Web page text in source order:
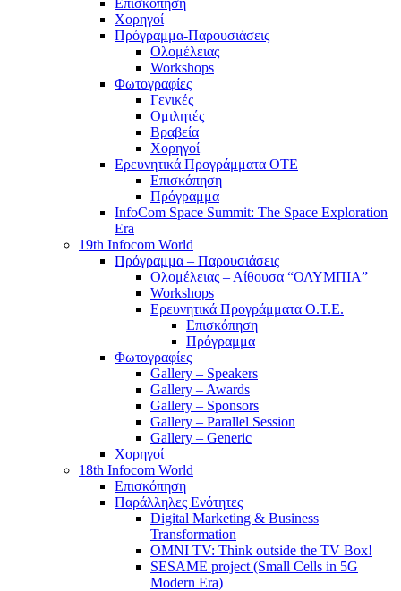
Επισκόπηση
Χορηγοί
Πρόγραμμα-Παρουσιάσεις
Ολομέλειας
Workshops
Φωτογραφίες
Γενικές
Ομιλητές
Βραβεία
Χορηγοί
Ερευνητικά Προγράμματα ΟΤΕ
Επισκόπηση
Πρόγραμμα
InfoCom Space Summit: The Space Exploration
Era
19th Infocom World
Πρόγραμμα – Παρουσιάσεις
Ολομέλειας – Αίθουσα “ΟΛΥΜΠΙΑ”
Workshops
Ερευνητικά Προγράμματα Ο.Τ.Ε.
Επισκόπηση
Πρόγραμμα
Φωτογραφίες
Gallery – Speakers
Gallery – Awards
Gallery – Sponsors
Gallery – Parallel Session
Gallery – Generic
Χορηγοί
18th Infocom World
Επισκόπηση
Παράλληλες Ενότητες
Digital Marketing & Business
Transformation
OMNI TV: Think outside the TV Box!
SESAME project (Small Cells in 5G
Modern Era)